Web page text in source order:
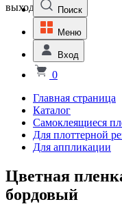
выходной
Поиск
Меню
Вход
0
Главная страница
Каталог
Самоклеящиеся
Для плоттерной
Для аппликации
Цветная
бордовый